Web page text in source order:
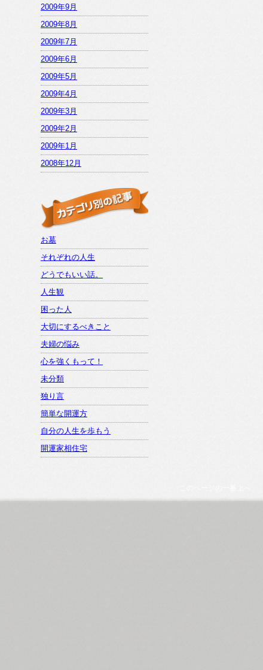
2009年9月
2009年8月
2009年7月
2009年6月
2009年5月
2009年4月
2009年3月
2009年2月
2009年1月
2008年12月
お墓
それぞれの人生
どうでもいい話。
人生観
困った人
大切にするべきこと
夫婦の悩み
心を強くもって！
未分類
独り言
簡単な開運方
自分の人生を歩もう
開運家相住宅